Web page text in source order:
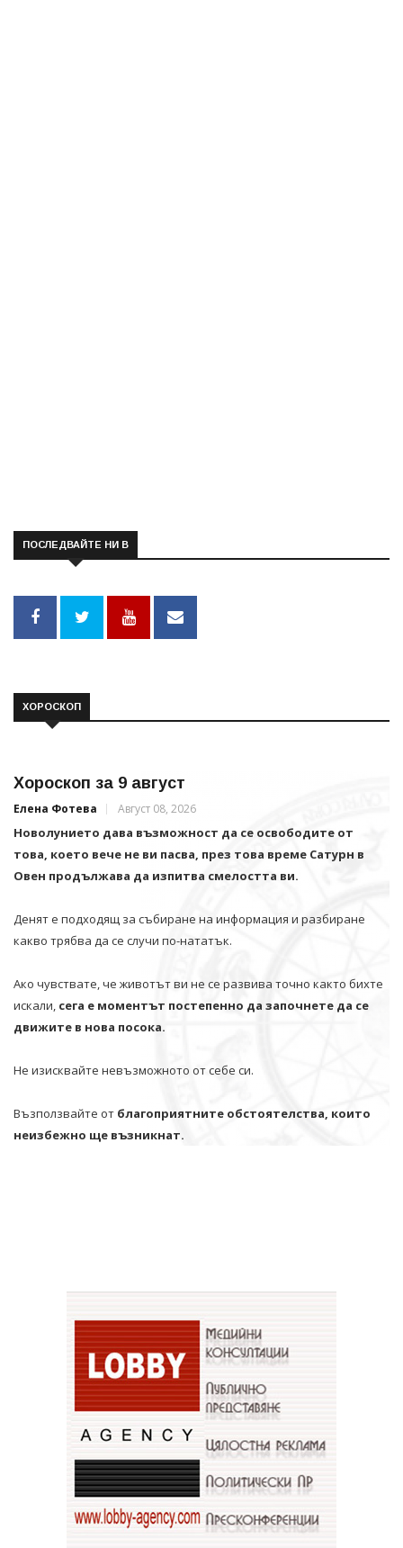
ПОСЛЕДВАЙТЕ НИ В
ХОРОСКОП
Хороскоп за 9 август
Елена Фотева Август 08, 2026
Новолунието дава възможност да се освободите от
това, което вече не ви пасва, през това време Сатурн в
Овен продължава да изпитва смелостта ви.
Денят е подходящ за събиране на информация и разбиране
какво трябва да се случи по-нататък.
Ако чувствате, че животът ви не се развива точно както бихте
искали, сега е моментът постепенно да започнете да се
движите в нова посока.
Не изисквайте невъзможното от себе си.
Възползвайте от благоприятните обстоятелства, които
неизбежно ще възникнат.